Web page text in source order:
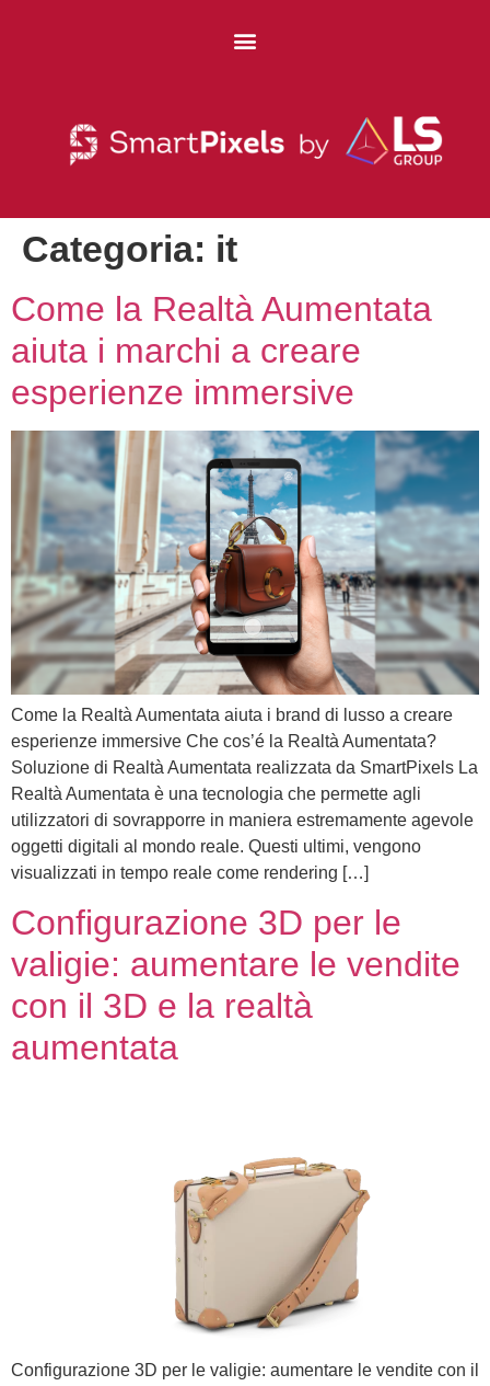
Categoria: it
Come la Realtà Aumentata
aiuta i marchi a creare
esperienze immersive
Come la Realtà Aumentata aiuta i brand di lusso a creare
esperienze immersive Che cos’é la Realtà Aumentata?
Soluzione di Realtà Aumentata realizzata da SmartPixels La
Realtà Aumentata è una tecnologia che permette agli
utilizzatori di sovrapporre in maniera estremamente agevole
oggetti digitali al mondo reale. Questi ultimi, vengono
visualizzati in tempo reale come rendering […]
Configurazione 3D per le
valigie: aumentare le vendite
con il 3D e la realtà
aumentata
Configurazione 3D per le valigie: aumentare le vendite con il